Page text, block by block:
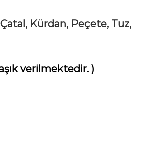
Kürdan, Peçete, Tuz,
verilmektedir. )